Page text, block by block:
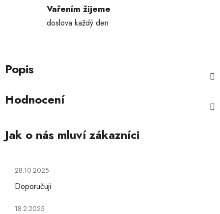
Vařením žijeme
doslova každý den
Popis
Hodnocení
Hodnocení obchodu je 5 z 5 hvězdiček.
28.10.2025
Doporučuji
Hodnocení obchodu je 5 z 5 hvězdiček.
18.2.2025